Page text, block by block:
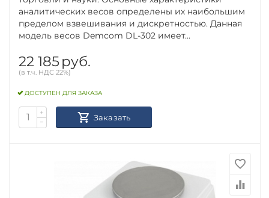
аналитических весов определены их наибольшим
пределом взвешивания и дискретностью. Данная
модель весов Demcom DL-302 имеет...
22 185 руб.
(в т.ч. НДС 22%)
ДОСТУПЕН ДЛЯ ЗАКАЗА
+
−
Заказать